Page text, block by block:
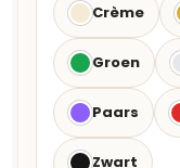
Crème
Groen
Paars
Zwart